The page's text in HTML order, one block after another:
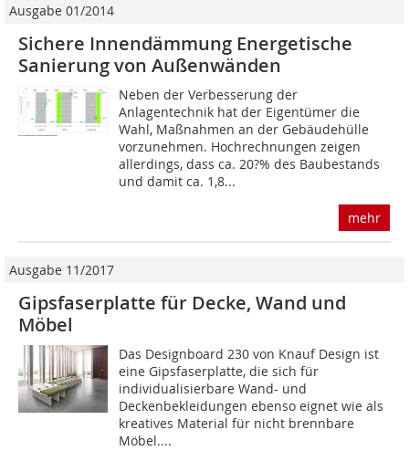
Ausgabe 01/2014
Sichere Innendämmung Energetische
Sanierung von Außenwänden
Neben der Verbesserung der
Anlagentechnik hat der Eigentümer die
Wahl, Maßnahmen an der Gebäudehülle
vorzunehmen. Hochrechnungen zeigen
allerdings, dass ca. 20?% des Baubestands
und damit ca. 1,8...
mehr
Ausgabe 11/2017
Gipsfaserplatte für Decke, Wand und
Möbel
Das Designboard 230 von Knauf Design ist
eine Gipsfaserplatte, die sich für
individualisierbare Wand- und
Deckenbekleidungen ebenso eignet wie als
kreatives Material für nicht brennbare
Möbel....